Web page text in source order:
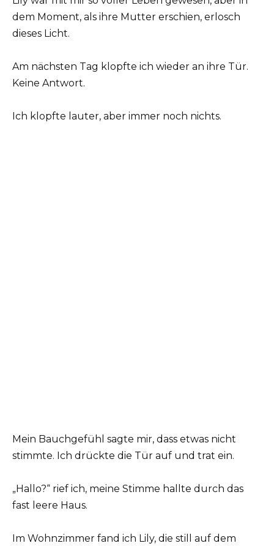
dem Moment, als ihre Mutter erschien, erlosch
dieses Licht.
Am nächsten Tag klopfte ich wieder an ihre Tür.
Keine Antwort.
Ich klopfte lauter, aber immer noch nichts.
Mein Bauchgefühl sagte mir, dass etwas nicht
stimmte. Ich drückte die Tür auf und trat ein.
„Hallo?“ rief ich, meine Stimme hallte durch das
fast leere Haus.
Im Wohnzimmer fand ich Lily, die still auf dem